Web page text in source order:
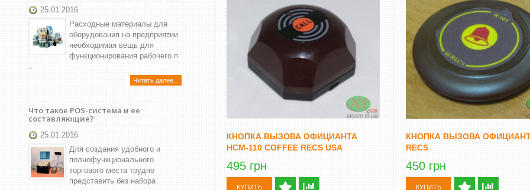
25.01.2016
Расходные материалы для
оборудования на предприятии
необходимая вещь для
функционирования рабочего п
..
Читать далее...
Что такое POS-система и ее
составляющие?
25.01.2016
Для создания удобного и
полнофункционального
торгового места трудно
представить без набора
КНОПКА ВЫЗОВА ОФИЦИАНТА
HCM-110 COFFEE RECS USA
495 грн
КУПИТЬ
КНОПКА ВЫЗОВА
RECS
450 грн
КУПИТЬ